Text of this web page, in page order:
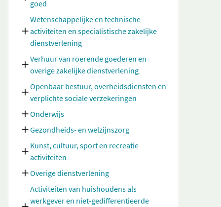
goed
Wetenschappelijke en technische
activiteiten en specialistische zakelijke
dienstverlening
Verhuur van roerende goederen en
overige zakelijke dienstverlening
Openbaar bestuur, overheidsdiensten en
verplichte sociale verzekeringen
Onderwijs
Gezondheids- en welzijnszorg
Kunst, cultuur, sport en recreatie
activiteiten
Overige dienstverlening
Activiteiten van huishoudens als
werkgever en niet-gedifferentieerde